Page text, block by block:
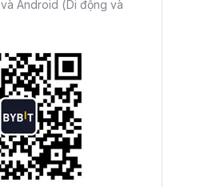
Android (Di động và